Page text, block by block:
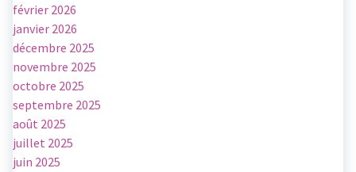
février 2026
janvier 2026
décembre 2025
novembre 2025
octobre 2025
septembre 2025
août 2025
juillet 2025
juin 2025